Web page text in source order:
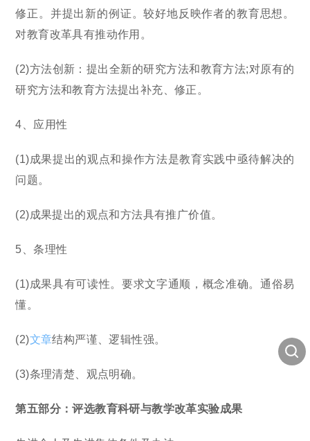
修正。并提出新的例证。较好地反映作者的教育思想。
对教育改革具有推动作用。
(2)方法创新：提出全新的研究方法和教育方法;对原有的
研究方法和教育方法提出补充、修正。
4、应用性
(1)成果提出的观点和操作方法是教育实践中亟待解决的
问题。
(2)成果提出的观点和方法具有推广价值。
5、条理性
(1)成果具有可读性。要求文字通顺，概念准确。通俗易
懂。
(2)文章结构严谨、逻辑性强。
(3)条理清楚、观点明确。
第五部分：评选教育科研与教学改革实验成果